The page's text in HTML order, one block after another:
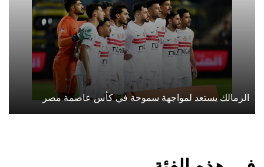
الزمالك يستعد لمواجهة سموحة في كأس عاصمة مصر